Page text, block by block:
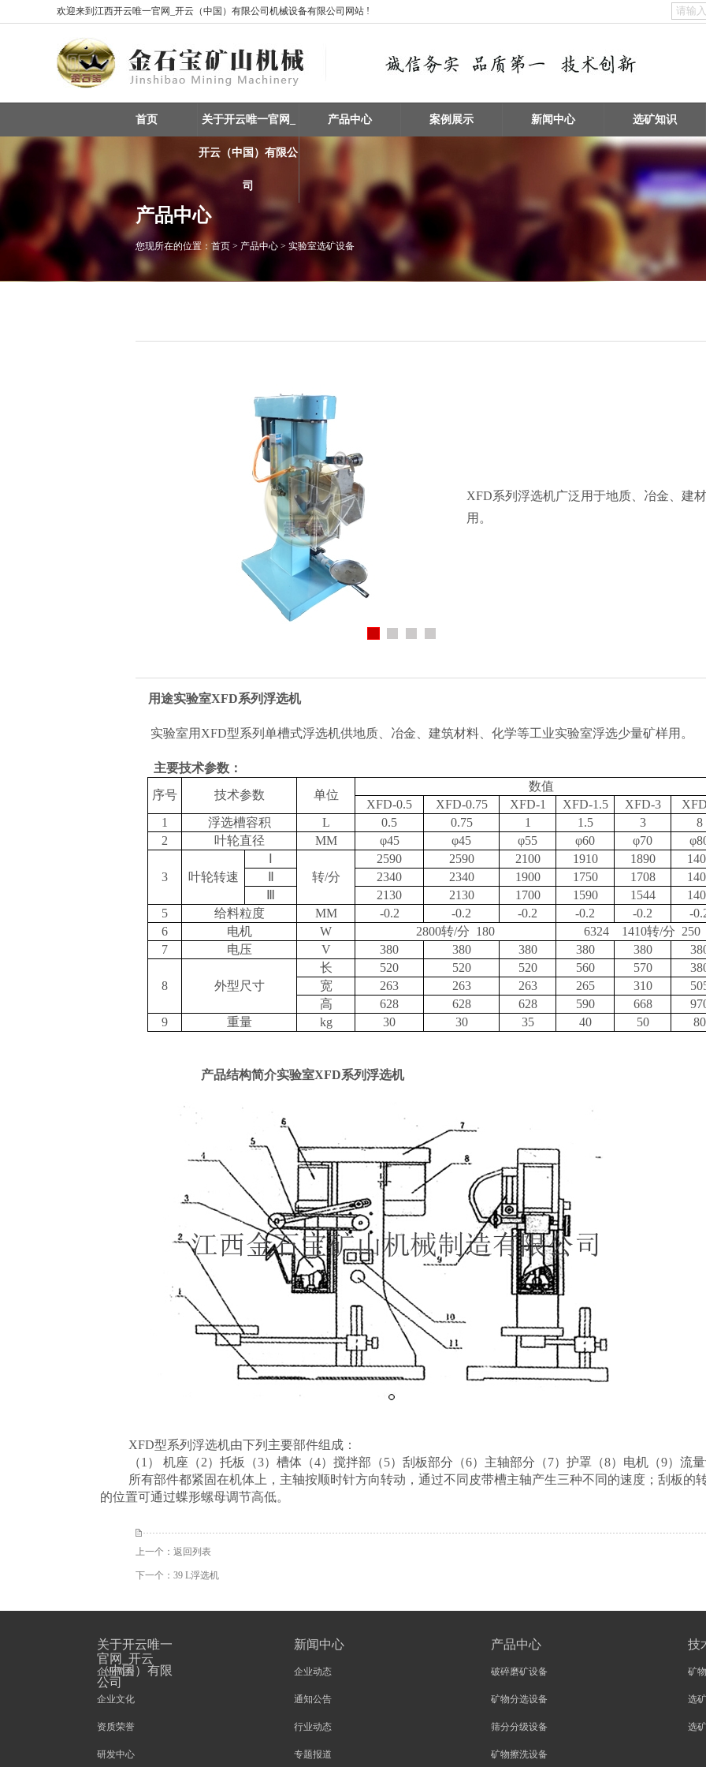
欢迎来到江西开云唯一官网_开云（中国）有限公司机械设备有限公司网站 !
首页 关于开云唯一官网_
开云（中国）有限公
司
产品中心 案例展示 新闻中心 选矿知识
产品中心
您现所在的位置： 首页 > 产品中心 > 实验室选矿设备
XFD系列浮选机广泛用于地质、冶金、建
用。
用途实验室XFD系列浮选机
实验室用XFD型系列单槽式浮选机供地质、冶金、建筑材料、化学等工业实验室浮选少量矿样用。
主要技术参数：
序号
技术参数 单位
数值
XFD-0.5
XFD-0.75 XFD-1 XFD-1.5 XFD-3
1
浮选槽容积 L 0.5 0.75 1 1.5 3
8
2
叶轮直径 MM φ45 φ45 φ55 φ60 φ70 φ
3 叶轮转速
转/分
2590 2590 2100 1910 1890
2340 2340 1900 1750 1708
2130 2130 1700 1590 1544
5
给料粒度 MM -0.2 -0.2 -0.2 -0.2 -0.2
-
6
电机 W 2800转/分 180 6324 1410转/分 250
7
电压 V 380 380 380 380 380
8 外型尺寸
长 520 520 520 560 570
宽
263 263 263 265 310
高
628 628 628 590 668
9
重量 kg 30 30 35 40 50 80
产品结构简介实验室XFD系列浮选机
XFD型系列浮选机由下列主要部件组成：
（1） 机座（2）托板（3）槽体（4）搅拌部（5）刮板部分（6）主轴部分（7）护罩（8）电机（9）流
所有部件都紧固在机体上，主轴按顺时针方向转动，通过不同皮带槽主轴产生三种不同的速度；刮板的
的位置可通过蝶形螺母调节高低。
上一个： 返回列表
下一个： 39 L浮选机
关于开云唯一
官网_开云
（中国）有限
公司
企业简介
企业文化
资质荣誉
研发中心
新闻中心
企业动态
通知公告
行业动态
专题报道
产品中心
破碎磨矿设备
矿物分选设备
筛分分级设备
矿物擦洗设备
技
矿
选
选